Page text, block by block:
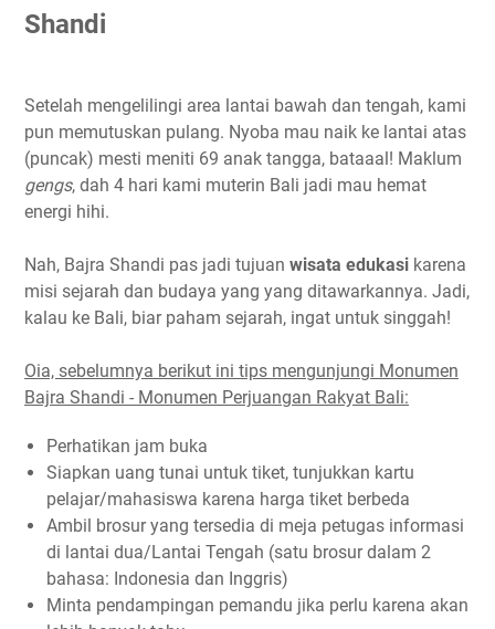
Shandi
Setelah mengelilingi area lantai bawah dan tengah, kami
pun memutuskan pulang. Nyoba mau naik ke lantai atas
(puncak) mesti meniti 69 anak tangga, bataaal! Maklum
gengs, dah 4 hari kami muterin Bali jadi mau hemat
energi hihi.
Nah, Bajra Shandi pas jadi tujuan wisata edukasi karena
misi sejarah dan budaya yang yang ditawarkannya. Jadi,
kalau ke Bali, biar paham sejarah, ingat untuk singgah!
Oia, sebelumnya berikut ini tips mengunjungi Monumen
Bajra Shandi - Monumen Perjuangan Rakyat Bali:
Perhatikan jam buka
Siapkan uang tunai untuk tiket, tunjukkan kartu
pelajar/mahasiswa karena harga tiket berbeda
Ambil brosur yang tersedia di meja petugas informasi
di lantai dua/Lantai Tengah (satu brosur dalam 2
bahasa: Indonesia dan Inggris)
Minta pendampingan pemandu jika perlu karena akan